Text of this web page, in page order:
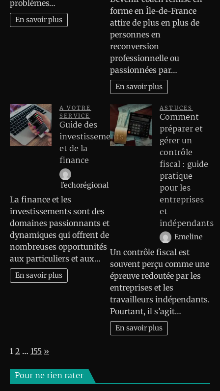
problèmes…
En savoir plus
forme en Île-de-France
attire de plus en plus de
personnes en
reconversion
professionnelle ou
passionnées par…
En savoir plus
A VOTRE
SERVICE
Guide des
investissements
et de la
finance
l'echorégional
La finance et les
investissements sont des
domaines passionnants et
dynamiques qui offrent de
nombreuses opportunités
aux particuliers et aux…
En savoir plus
ASTUCES
Comment
préparer et
gérer un
contrôle
fiscal : guide
pratique
pour les
entreprises
et
indépendants
Emeline
Un contrôle fiscal est
souvent perçu comme une
épreuve redoutée par les
entreprises et les
travailleurs indépendants.
Pourtant, il s’agit…
En savoir plus
Page:
1 2 … 155 Next
»
Pour ne rien rater